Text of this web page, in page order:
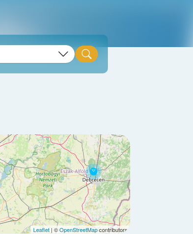
Leaflet | ©OpenStreetMapcontributors